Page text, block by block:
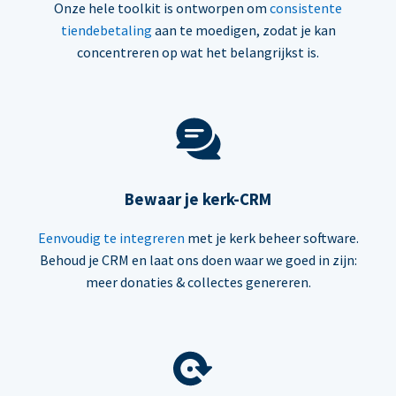
Onze hele toolkit is ontworpen om consistente
tiendebetaling aan te moedigen, zodat je kan
concentreren op wat het belangrijkst is.
Bewaar je kerk-CRM
Eenvoudig te integreren met je kerk beheer software.
Behoud je CRM en laat ons doen waar we goed in zijn:
meer donaties & collectes genereren.